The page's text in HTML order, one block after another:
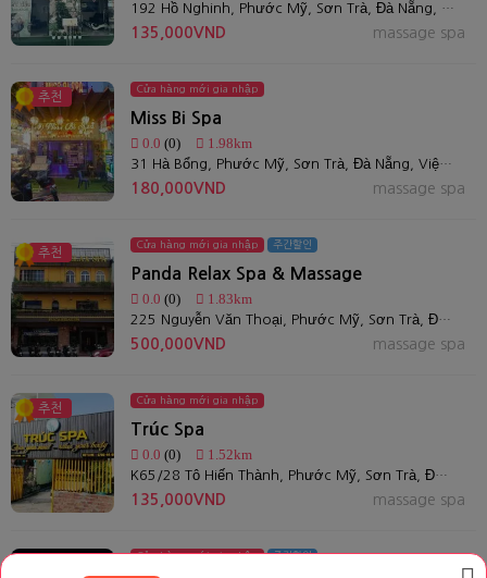
192 Hồ Nghinh, Phước Mỹ, Sơn Trà, Đà Nẵng, Việt Nam
massage spa
135,000VND
추천
Cửa hàng mới gia nhập
Miss Bi Spa
0.0 (0) 1.98km
31 Hà Bổng, Phước Mỹ, Sơn Trà, Đà Nẵng, Việt Nam
massage spa
180,000VND
추천
Cửa hàng mới gia nhập 주간할인
Panda Relax Spa & Massage
0.0 (0) 1.83km
225 Nguyễn Văn Thoại, Phước Mỹ, Sơn Trà, Đà Nẵng, Việt Nam
massage spa
500,000VND
추천
Cửa hàng mới gia nhập
Trúc Spa
0.0 (0) 1.52km
K65/28 Tô Hiến Thành, Phước Mỹ, Sơn Trà, Đà Nẵng
massage spa
135,000VND
Cửa hàng mới gia nhập 주간할인